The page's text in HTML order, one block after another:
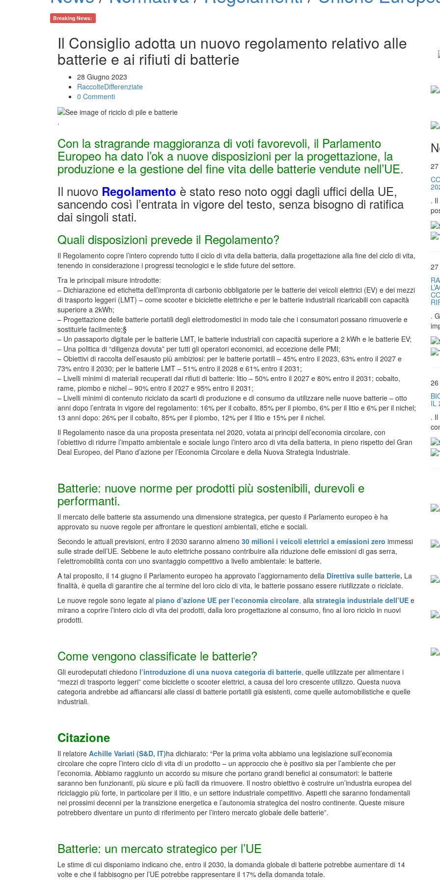
Breaking News:
Il Consiglio adotta un nuovo regolamento relativo alle
batterie e ai rifiuti di batterie
28 Giugno 2023
RaccolteDifferenziate
0 Commenti
.
Con la stragrande maggioranza di voti favorevoli, il Parlamento
Europeo ha dato l’ok a nuove disposizioni per la progettazione, la
produzione e la gestione del fine vita delle batterie vendute nell’UE.
Il nuovo Regolamento è stato reso noto oggi dagli uffici della UE,
sancendo così l’entrata in vigore del testo, senza bisogno di ratifica
dai singoli stati.
Quali disposizioni prevede il Regolamento?
Il Regolamento copre l’intero coprendo tutto il ciclo di vita della batteria, dalla progettazione alla fine del ciclo di vita,
tenendo in considerazione i progressi tecnologici e le sfide future del settore.
Tra le principali misure introdotte:
– Dichiarazione ed etichetta dell’impronta di carbonio obbligatorie per le batterie dei veicoli elettrici (EV) e dei mezzi
di trasporto leggeri (LMT) – come scooter e biciclette elettriche e per le batterie industriali ricaricabili con capacità
superiore a 2kWh;
– Progettazione delle batterie portatili degli elettrodomestici in modo tale che i consumatori possano rimuoverle e
sostituirle facilmente;§
– Un passaporto digitale per le batterie LMT, le batterie industriali con capacità superiore a 2 kWh e le batterie EV;
– Una politica di “diligenza dovuta” per tutti gli operatori economici, ad eccezione delle PMI;
– Obiettivi di raccolta dell’esausto più ambiziosi: per le batterie portatili – 45% entro il 2023, 63% entro il 2027 e
73% entro il 2030; per le batterie LMT – 51% entro il 2028 e 61% entro il 2031;
– Livelli minimi di materiali recuperati dai rifiuti di batterie: litio – 50% entro il 2027 e 80% entro il 2031; cobalto,
rame, piombo e nichel – 90% entro il 2027 e 95% entro il 2031;
– Livelli minimi di contenuto riciclato da scarti di produzione e di consumo da utilizzare nelle nuove batterie – otto
anni dopo l’entrata in vigore del regolamento: 16% per il cobalto, 85% per il piombo, 6% per il litio e 6% per il nichel;
13 anni dopo: 26% per il cobalto, 85% per il piombo, 12% per il litio e 15% per il nichel.
Il Regolamento nasce da una proposta presentata nel 2020, votata ai principi dell’economia circolare, con
l’obiettivo di ridurre l’impatto ambientale e sociale lungo l’intero arco di vita della batteria, in pieno rispetto del Gran
Deal Europeo, del Piano d’azione per l’Economia Circolare e della Nuova Strategia Industriale.
Batterie: nuove norme per prodotti più sostenibili, durevoli e
performanti.
Il mercato delle batterie sta assumendo una dimensione strategica, per questo il Parlamento europeo è ha
approvato su nuove regole per affrontare le questioni ambientali, etiche e sociali.
Secondo le attuali previsioni, entro il 2030 saranno almeno 30 milioni i veicoli elettrici a emissioni zero immessi
sulle strade dell’UE. Sebbene le auto elettriche possano contribuire alla riduzione delle emissioni di gas serra,
l’elettromobilità conta con uno svantaggio competitivo a livello ambientale: le batterie.
A tal proposito, il 14 giugno il Parlamento europeo ha approvato l’aggiornamento della Direttiva sulle batterie. La
finalità, è quella di garantire che al termine del loro ciclo di vita, le batterie possano essere riutilizzate o riciclate.
Le nuove regole sono legate al piano d’azione UE per l’economia circolare, alla strategia industriale dell’UE e
mirano a coprire l’intero ciclo di vita dei prodotti, dalla loro progettazione al consumo, fino al loro riciclo in nuovi
prodotti.
Come vengono classificate le batterie?
Gli eurodeputati chiedono l’introduzione di una nuova categoria di batterie, quelle utilizzate per alimentare i
“mezzi di trasporto leggeri” come biciclette o scooter elettrici, a causa del loro crescente utilizzo. Questa nuova
categoria andrebbe ad affiancarsi alle classi di batterie portatili già esistenti, come quelle automobilistiche e quelle
industriali.
Citazione
Il relatore Achille Variati (S&D, IT)ha dichiarato: “Per la prima volta abbiamo una legislazione sull’economia
circolare che copre l’intero ciclo di vita di un prodotto – un approccio che è positivo sia per l’ambiente che per
l’economia. Abbiamo raggiunto un accordo su misure che portano grandi benefici ai consumatori: le batterie
saranno ben funzionanti, più sicure e più facili da rimuovere. Il nostro obiettivo è costruire un’industria europea del
riciclaggio più forte, in particolare per il litio, e un settore industriale competitivo. Aspetti che saranno fondamentali
nei prossimi decenni per la transizione energetica e l’autonomia strategica del nostro continente. Queste misure
potrebbero diventare un punto di riferimento per l’intero mercato globale delle batterie”.
Batterie: un mercato strategico per l’UE
Le stime di cui disponiamo indicano che, entro il 2030, la domanda globale di batterie potrebbe aumentare di 14
volte e che il fabbisogno per l’UE potrebbe rappresentare il 17% della domanda totale.
.
.
IL
.